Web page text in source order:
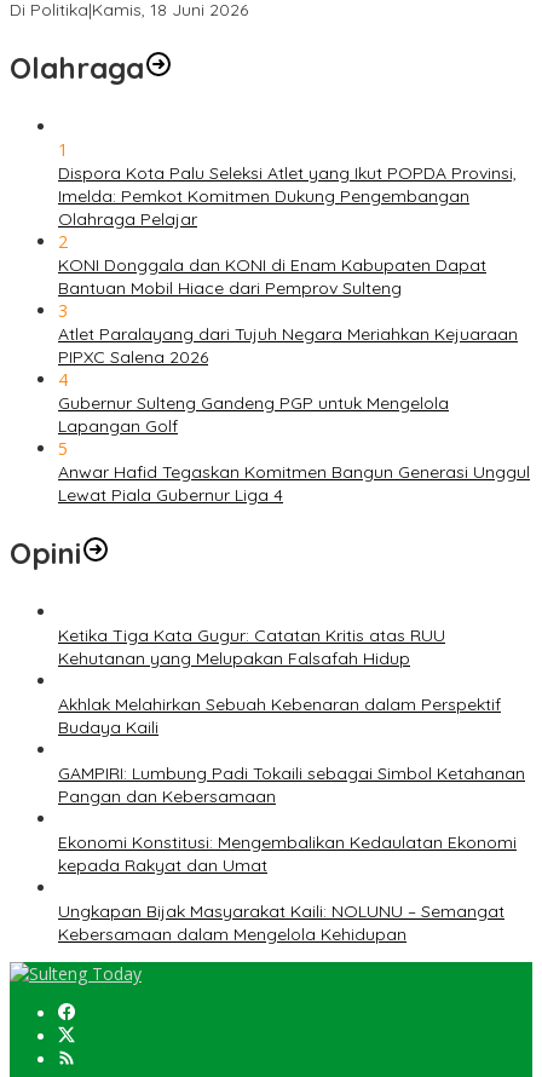
Di Politika|Kamis, 18 Juni 2026
Olahraga
1
Dispora Kota Palu Seleksi Atlet yang Ikut POPDA Provinsi,
Imelda: Pemkot Komitmen Dukung Pengembangan
Olahraga Pelajar
2
KONI Donggala dan KONI di Enam Kabupaten Dapat
Bantuan Mobil Hiace dari Pemprov Sulteng
3
Atlet Paralayang dari Tujuh Negara Meriahkan Kejuaraan
PIPXC Salena 2026
4
Gubernur Sulteng Gandeng PGP untuk Mengelola
Lapangan Golf
5
Anwar Hafid Tegaskan Komitmen Bangun Generasi Unggul
Lewat Piala Gubernur Liga 4
Opini
Ketika Tiga Kata Gugur: Catatan Kritis atas RUU
Kehutanan yang Melupakan Falsafah Hidup
Akhlak Melahirkan Sebuah Kebenaran dalam Perspektif
Budaya Kaili
GAMPIRI: Lumbung Padi Tokaili sebagai Simbol Ketahanan
Pangan dan Kebersamaan
Ekonomi Konstitusi: Mengembalikan Kedaulatan Ekonomi
kepada Rakyat dan Umat
Ungkapan Bijak Masyarakat Kaili: NOLUNU – Semangat
Kebersamaan dalam Mengelola Kehidupan